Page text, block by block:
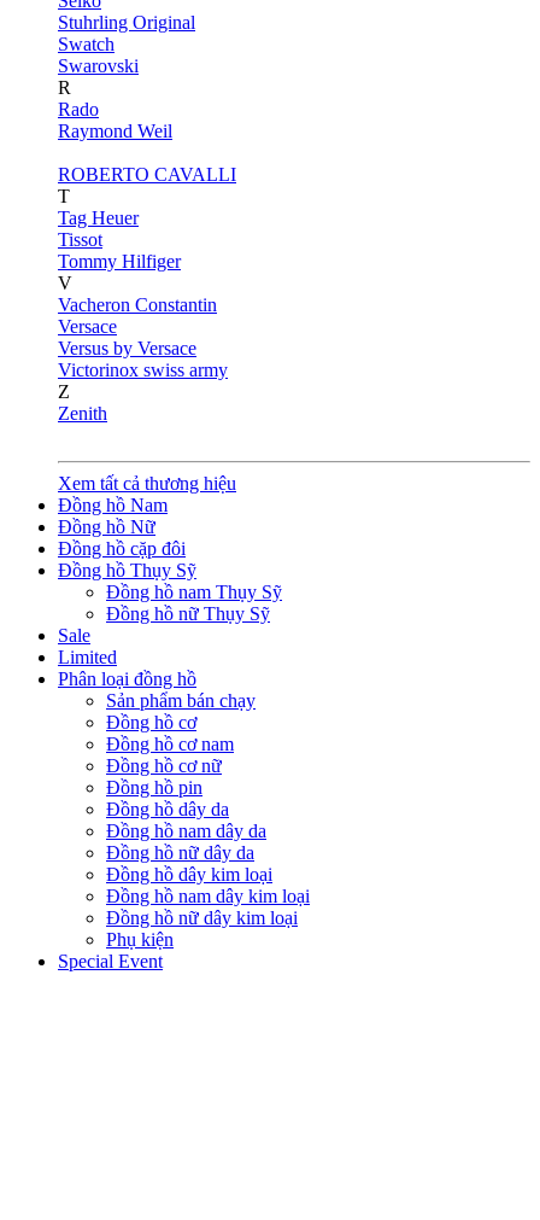
Stuhrling Original
Swatch
Swarovski
R
Rado
Raymond Weil
ROBERTO CAVALLI
T
Tag Heuer
Tissot
Tommy Hilfiger
V
Vacheron Constantin
Versace
Versus by Versace
Victorinox swiss army
Z
Zenith
Xem tất cả thương hiệu
Đồng hồ Nam
Đồng hồ Nữ
Đồng hồ cặp đôi
Đồng hồ Thụy Sỹ
Đồng hồ nam Thụy Sỹ
Đồng hồ nữ Thụy Sỹ
Sale
Limited
Phân loại đồng hồ
Sản phẩm bán chạy
Đồng hồ cơ
Đồng hồ cơ nam
Đồng hồ cơ nữ
Đồng hồ pin
Đồng hồ dây da
Đồng hồ nam dây da
Đồng hồ nữ dây da
Đồng hồ dây kim loại
Đồng hồ nam dây kim loại
Đồng hồ nữ dây kim loại
Phụ kiện
Special Event